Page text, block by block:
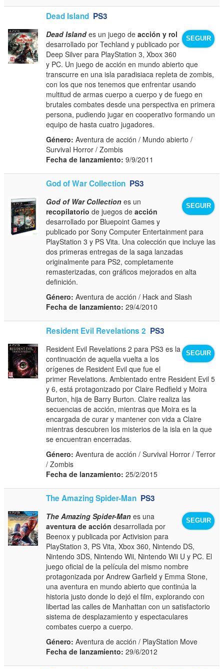
Dead Island PS3
SEGUIR
Dead Islandes un juego deacción y rol
desarrollado por Techland y publicado por
Deep Silver para PlayStation 3, Xbox 360
y PC. Un juego de acción en mundo abierto que
transcurre en una isla paradisiaca repleta de zombis,
con los que nos tenemos que enfrentar usando
multitud de armas cuerpo a cuerpo y de fuego en
brutales combates desde una perspectiva en primera
persona, pudiendo jugar en cooperativo formando un
equipo de hasta cuatro jugadores.
Género: Aventura de acción / Mundo abierto /
Survival Horror / Zombis
Fecha de lanzamiento: 9/9/2011
God of War Collection PS3
SEGUIR
God of War Collection es un
recopilatorio de juegos deacción
desarrollado por Bluepoint Games y
publicado por Sony Computer Entertainment para
PlayStation 3 y PS Vita. Una colección que incluye las
dos primeras entregas de la saga lanzadas
originalmente para PS2, completamente
remasterizadas, con gráficos mejorados en alta
definición.
Género: Aventura de acción / Hack and Slash
Fecha de lanzamiento: 29/4/2010
Resident Evil Revelations 2 PS3
SEGUIR
Resident Evil Revelations 2 para PS3 es la
continuación de aquella vuelta a los
orígenes de Resident Evil que fue el
primer Revelations. Ambientado entre Resident Evil 5
y 6, está protagonizado por Claire Redfield y Moira
Burton, hija de Barry Burton. Claire realiza las
secuencias de acción, mientras que Moira es la
encargada de curar y mantener con vida a Claire
mientras descubren los misterios de la isla en la que
se encuentran encerradas.
Género: Aventura de acción / Survival Horror / Terror
/ Zombis
Fecha de lanzamiento: 25/2/2015
The Amazing Spider-Man PS3
SEGUIR
The Amazing Spider-Man es una
aventura de acción desarrollada por
Beenox y publicada por Activision para
PlayStation 3, PS Vita, Xbox 360, Nintendo DS,
Nintendo 3DS, Nintendo Wii, Nintendo Wii U y PC. El
juego oficial de la película del mismo nombre
protagonizada por Andrew Garfield y Emma Stone,
una aventura en mundo abierto que continúa la
historia justo donde lo dejó el film, explorando con
libertad las calles de Manhattan con un satisfactorio
sistema de desplazamiento y espectaculares
combates cuerpo a cuerpo.
Género: Aventura de acción / PlayStation Move
Fecha de lanzamiento: 29/6/2012